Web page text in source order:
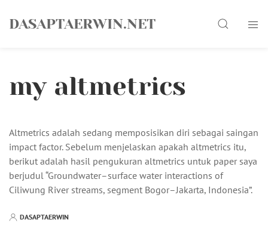
DASAPTAERWIN.NET Search
my altmetrics
Altmetrics adalah sedang memposisikan diri sebagai saingan
impact factor. Sebelum menjelaskan apakah altmetrics itu,
berikut adalah hasil pengukuran altmetrics untuk paper saya
berjudul “Groundwater–surface water interactions of
Ciliwung River streams, segment Bogor–Jakarta, Indonesia”.
DASAPTAERWIN